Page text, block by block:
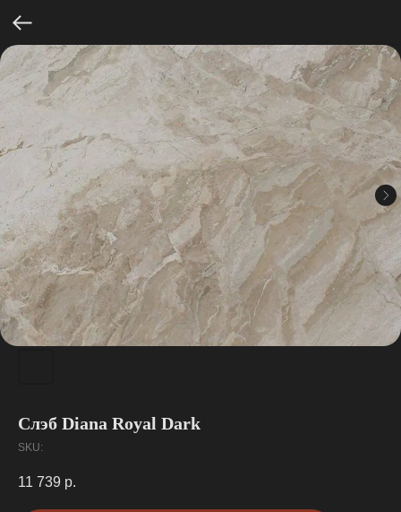
Слэб Diana Royal Dark
SKU:
11 739 р.